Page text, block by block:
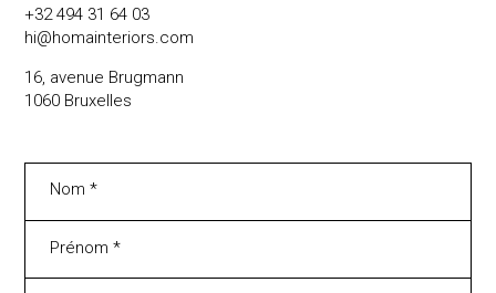
+32 494 31 64 03
hi@homainteriors.com
16, avenue Brugmann
1060 Bruxelles
Nom *
Prénom *